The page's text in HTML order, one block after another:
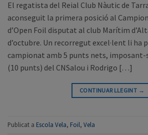
El regatista del Reial Club Nàutic de
aconseguit la primera posició al
d’Open Foil disputat al club Marítim
d’octubre. Un recorregut excel·lent li ha
campionat amb 5 punts nets, imposant-
(10 punts) del CNSalou i Rodrigo […]
CONTINUAR LLEGINT →
Publicat a Escola Vela, Foil, Vela